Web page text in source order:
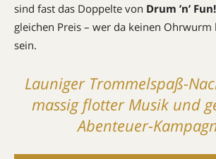
sind fast das Doppelte von Drum ’n’ Fun!
gleichen Preis – wer da keinen
sein.
Launiger Trommelspaß-
massig flotter Musik und
Abenteuer-